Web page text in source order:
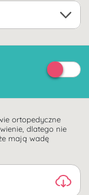
ortopedyczne
dlatego nie
mają wadę